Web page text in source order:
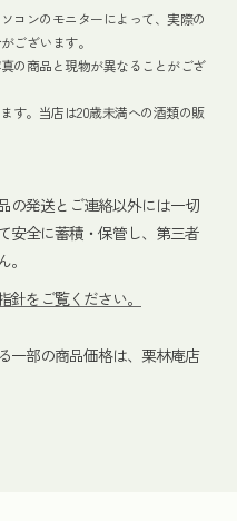
コンのモニターによって、実際の
ございます。
の商品と現物が異なることがござ
す。当店は20歳未満への酒類の販
の発送とご連絡以外には一切
安全に蓄積・保管し、第三者
をご覧ください。
一部の商品価格は、栗林庵店